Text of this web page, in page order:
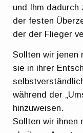
und Ihm dadurch
der festen
der der Flieger
Sollten wir jenen
sie in ihrer
während der
hinzuweisen.
Sollten wir ihnen